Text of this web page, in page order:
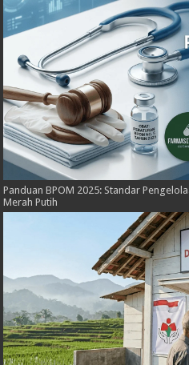
Panduan BPOM 2025: Standar
Merah Putih